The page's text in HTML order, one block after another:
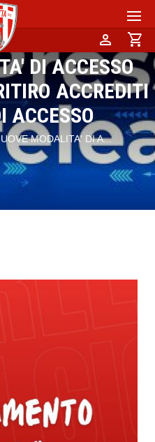
person shopping_cart
DI ACCESSO
ACCREDITI
ACCESSO
MODALITA' DI A...